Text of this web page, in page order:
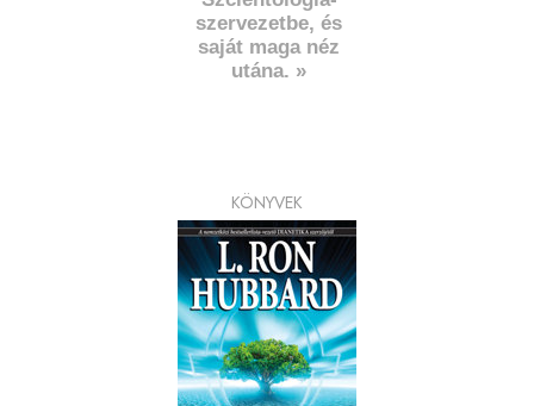
szervezetbe, és
saját maga néz
utána. »
KÖNYVEK